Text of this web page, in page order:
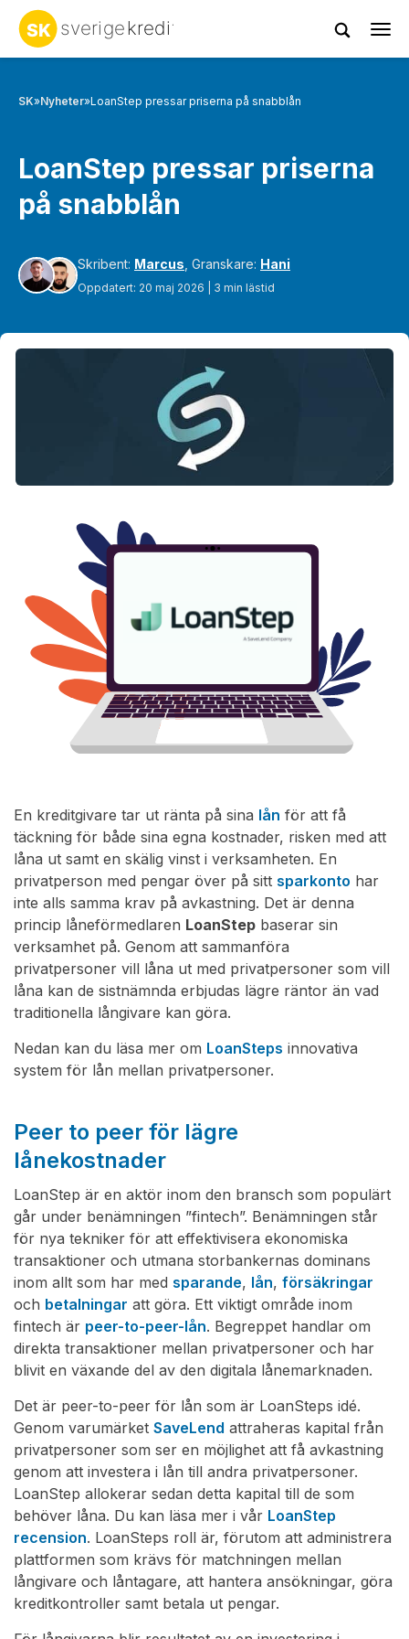
SK»Nyheter»LoanStep pressar priserna på snabblån
LoanStep pressar priserna
på snabblån
Skribent: Marcus , Granskare: Hani
Oppdatert: 20 maj 2026 | 3 min lästid
En kreditgivare tar ut ränta på sina lån för att få
täckning för både sina egna kostnader, risken med att
låna ut samt en skälig vinst i verksamheten. En
privatperson med pengar över på sitt sparkonto har
inte alls samma krav på avkastning. Det är denna
princip låneförmedlaren LoanStep baserar sin
verksamhet på. Genom att sammanföra
privatpersoner vill låna ut med privatpersoner som vill
låna kan de sistnämnda erbjudas lägre räntor än vad
traditionella långivare kan göra.
Nedan kan du läsa mer om LoanSteps innovativa
system för lån mellan privatpersoner.
Peer to peer för lägre
lånekostnader
LoanStep är en aktör inom den bransch som populärt
går under benämningen ”fintech”. Benämningen står
för nya tekniker för att effektivisera ekonomiska
transaktioner och utmana storbankernas dominans
inom allt som har med sparande, lån, försäkringar
och betalningar att göra. Ett viktigt område inom
fintech är peer-to-peer-lån. Begreppet handlar om
direkta transaktioner mellan privatpersoner och har
blivit en växande del av den digitala lånemarknaden.
Det är peer-to-peer för lån som är LoanSteps idé.
Genom varumärket SaveLend attraheras kapital från
privatpersoner som ser en möjlighet att få avkastning
genom att investera i lån till andra privatpersoner.
LoanStep allokerar sedan detta kapital till de som
behöver låna. Du kan läsa mer i vår LoanStep
recension. LoanSteps roll är, förutom att administrera
plattformen som krävs för matchningen mellan
långivare och låntagare, att hantera ansökningar, göra
kreditkontroller samt betala ut pengar.